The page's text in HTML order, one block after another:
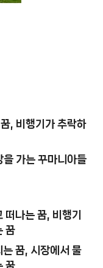
, 비행기가 추락하
가는 꾸마니아들
떠나는 꿈, 비행기
꿈
꿈, 시장에서 물
꿈